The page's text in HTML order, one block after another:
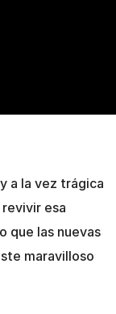
a la vez trágica
esa
que las nuevas
maravilloso